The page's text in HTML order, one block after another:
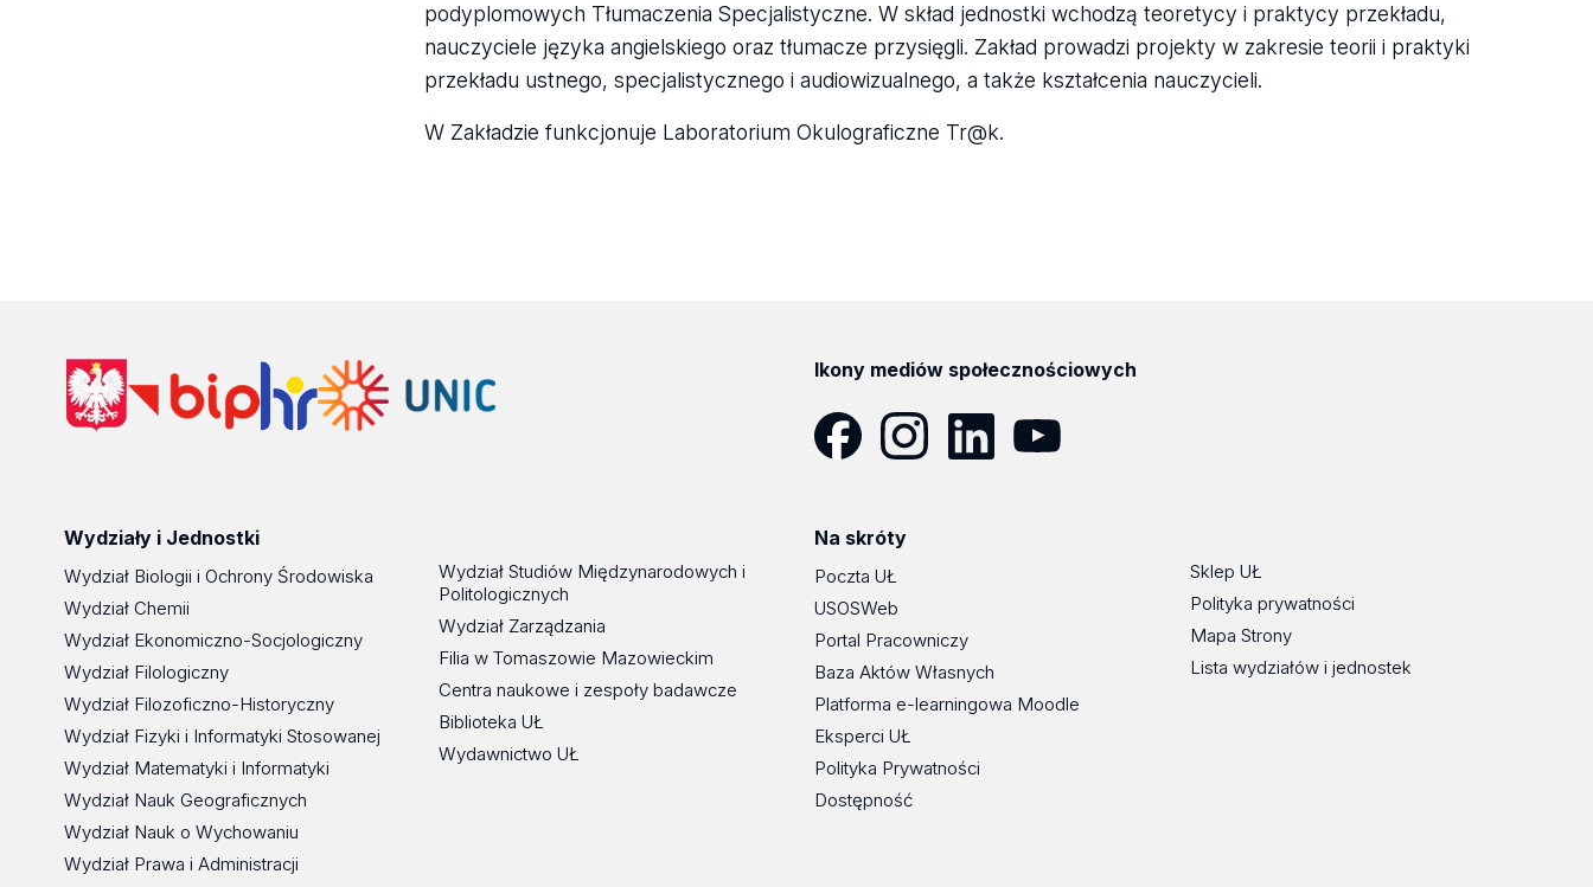
podyplomowych Tłumaczenia Specjalistyczne. W skład jednostki wchodzą teoretycy i praktycy przekładu,
nauczyciele języka angielskiego oraz tłumacze przysięgli. Zakład prowadzi projekty w zakresie teorii i praktyki
przekładu ustnego, specjalistycznego i audiowizualnego, a także kształcenia nauczycieli.
W Zakładzie funkcjonuje Laboratorium Okulograficzne Tr@k.
Ikony mediów społecznościowych
Wydziały i Jednostki
Wydział Biologii i Ochrony Środowiska
Wydział Chemii
Wydział Ekonomiczno-Socjologiczny
Wydział Filologiczny
Wydział Filozoficzno-Historyczny
Wydział Fizyki i Informatyki Stosowanej
Wydział Matematyki i Informatyki
Wydział Nauk Geograficznych
Wydział Nauk o Wychowaniu
Wydział Prawa i Administracji
Wydział Studiów Międzynarodowych i
Politologicznych
Wydział Zarządzania
Filia w Tomaszowie Mazowieckim
Centra naukowe i zespoły badawcze
Biblioteka UŁ
Wydawnictwo UŁ
Na skróty
Poczta UŁ
USOSWeb
Portal Pracowniczy
Baza Aktów Własnych
Platforma e-learningowa Moodle
Eksperci UŁ
Polityka Prywatności
Dostępność
Sklep UŁ
Polityka prywatności
Mapa Strony
Lista wydziałów i jednostek